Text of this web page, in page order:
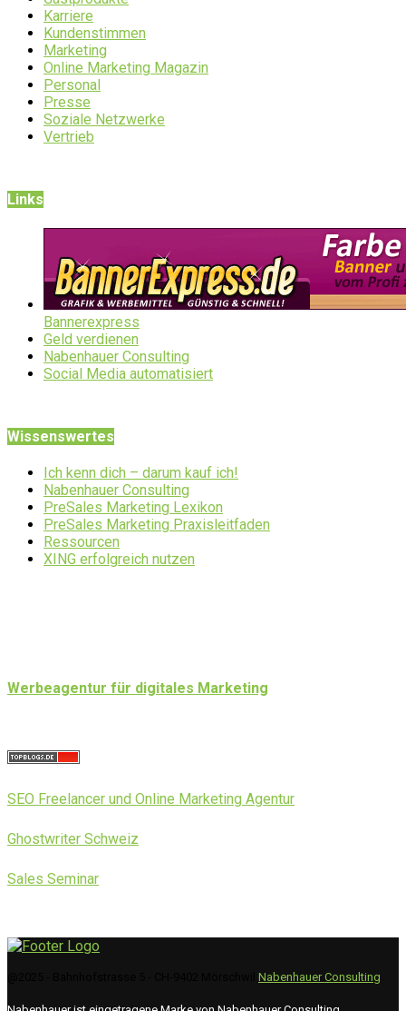
Karriere
Kundenstimmen
Marketing
Online Marketing Magazin
Personal
Presse
Soziale Netzwerke
Vertrieb
Links
Bannerexpress
Geld verdienen
Nabenhauer Consulting
Social Media automatisiert
Wissenswertes
Ich kenn dich – darum kauf ich!
Nabenhauer Consulting
PreSales Marketing Lexikon
PreSales Marketing Praxisleitfaden
Ressourcen
XING erfolgreich nutzen
Werbeagentur für digitales Marketing
SEO Freelancer und Online Marketing Agentur
Ghostwriter Schweiz
Sales Seminar
Nabenhauer Consulting